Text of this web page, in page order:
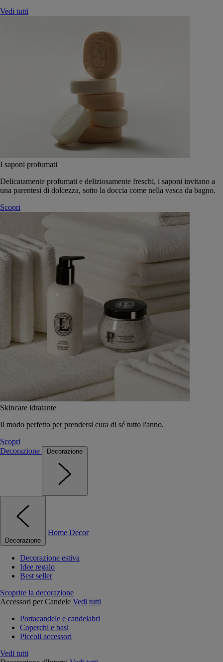
Vedi tutti
I saponi profumati
Delicatamente profumati e deliziosamente freschi, i saponi invitano a
una parentesi di dolcezza, sotto la doccia come nella vasca da bagno.
Scopri
Skincare idratante
Il modo perfetto per prendersi cura di sé tutto l'anno.
Scopri
Decorazione
Decorazione
Decorazione
Home Decor
Decorazione estiva
Idee regalo
Best seller
Scoprire la decorazione
Accessori per Candele Vedi tutti
Portacandele e candelabri
Coperchi e basi
Piccoli accessori
Vedi tutti